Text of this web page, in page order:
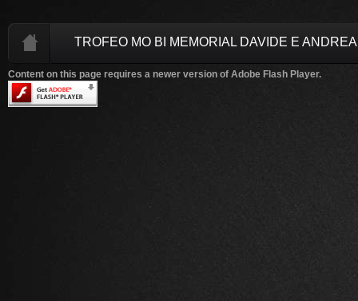
TROFEO MO BI MEMORIAL DAVIDE E ANDREA
Content on this page requires a newer version of Adobe Flash Player.